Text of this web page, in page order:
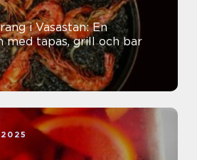
i Vasastan: En
med tapas, grill och bar